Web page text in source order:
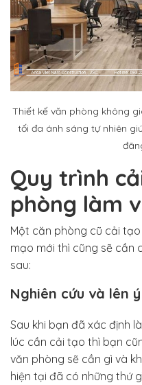
Thiết kế văn phòng không
tối đa ánh sáng tự nhiên
Quy trình
phòng làm
Một căn phòng cũ cải
mạo mới thì cũng sẽ cần
sau:
Nghiên cứu và lên
Sau khi bạn đã xác định
lúc cần cải tạo thì bạn
văn phòng sẽ cần gì và
hiện tại đã có những thứ